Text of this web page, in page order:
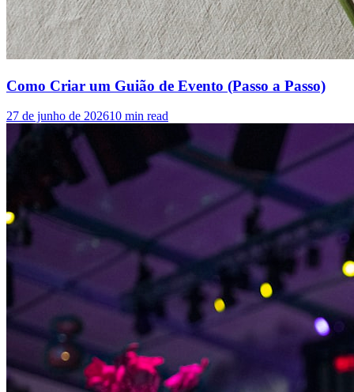
Como Criar um Guião de Evento (Passo a Passo)
27 de junho de 202610 min read